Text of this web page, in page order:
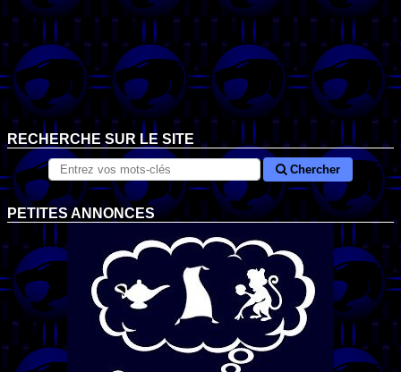
RECHERCHE SUR LE SITE
Chercher
PETITES ANNONCES